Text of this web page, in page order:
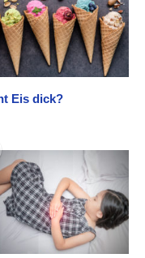
Eis dick?